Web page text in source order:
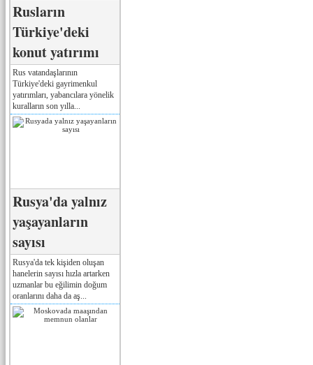
Rusların
Türkiye'deki
konut yatırımı
Rus vatandaşlarının
Türkiye'deki gayrimenkul
yatırımları, yabancılara yönelik
kuralların son yılla...
Rusya'da yalnız
yaşayanların
sayısı
Rusya'da tek kişiden oluşan
hanelerin sayısı hızla artarken
uzmanlar bu eğilimin doğum
oranlarını daha da aş...